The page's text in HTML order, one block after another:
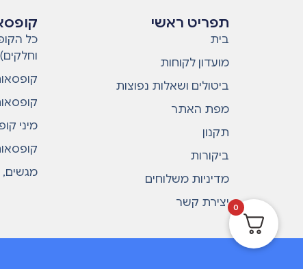
תפריט ראשי
בית
מועדון לקוחות
ביטולים ושאלות נפוצות
מפת האתר
תקנון
ביקורות
מדיניות משלוחים
יצירת קשר
כל
וחלקים)
מיני
מגשים,
0